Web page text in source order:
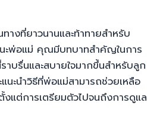
างที่ยาวนานและท้าทายสำหรับ
ะพ่อแม่ คุณมีบทบาทสำคัญในการ
าบรื่นและสบายใจมากขึ้นสำหรับลูก
ะนำวิธีที่พ่อแม่สามารถช่วยเหลือ
แต่การเตรียมตัวไปจนถึงการดูแล